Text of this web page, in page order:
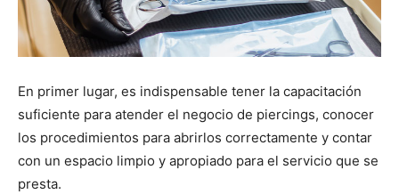
En primer lugar, es indispensable tener la capacitación
suficiente para atender el negocio de piercings, conocer
los procedimientos para abrirlos correctamente y contar
con un espacio limpio y apropiado para el servicio que se
presta.